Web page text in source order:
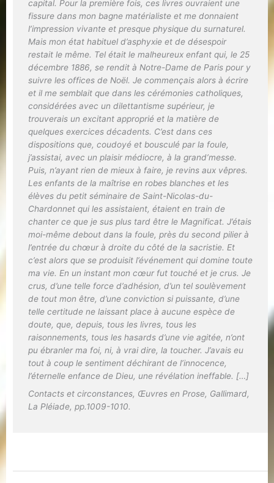
capital. Pour la première fois, ces livres ouvraient une
fissure dans mon bagne matérialiste et me donnaient
l’impression vivante et presque physique du surnaturel.
Mais mon état habituel d’asphyxie et de désespoir
restait le même. Tel était le malheureux enfant qui, le 25
décembre 1886, se rendit à Notre-Dame de Paris pour y
suivre les offices de Noël. Je commençais alors à écrire
et il me semblait que dans les cérémonies catholiques,
considérées avec un dilettantisme supérieur, je
trouverais un excitant approprié et la matière de
quelques exercices décadents. C’est dans ces
dispositions que, coudoyé et bousculé par la foule,
j’assistai, avec un plaisir médiocre, à la grand’messe.
Puis, n’ayant rien de mieux à faire, je revins aux vêpres.
Les enfants de la maîtrise en robes blanches et les
élèves du petit séminaire de Saint-Nicolas-du-
Chardonnet qui les assistaient, étaient en train de
chanter ce que je sus plus tard être le Magnificat. J’étais
moi-même debout dans la foule, près du second pilier à
l’entrée du chœur à droite du côté de la sacristie. Et
c’est alors que se produisit l’événement qui domine toute
ma vie. En un instant mon cœur fut touché et je crus. Je
crus, d’une telle force d’adhésion, d’un tel soulèvement
de tout mon être, d’une conviction si puissante, d’une
telle certitude ne laissant place à aucune espèce de
doute, que, depuis, tous les livres, tous les
raisonnements, tous les hasards d’une vie agitée, n’ont
pu ébranler ma foi, ni, à vrai dire, la toucher. J’avais eu
tout à coup le sentiment déchirant de l’innocence,
l’éternelle enfance de Dieu, une révélation ineffable. […]
Contacts et circonstances, Œuvres en Prose, Gallimard,
La Pléiade, pp.1009-1010.